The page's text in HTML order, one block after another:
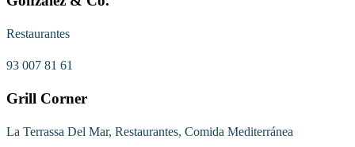
Restaurantes
93 007 81 61
Grill Corner
La Terrassa Del Mar, Restaurantes, Comida Mediterránea